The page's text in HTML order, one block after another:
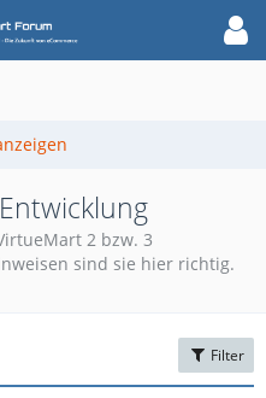
2 bzw. 3
sind sie hier richtig.
Filter